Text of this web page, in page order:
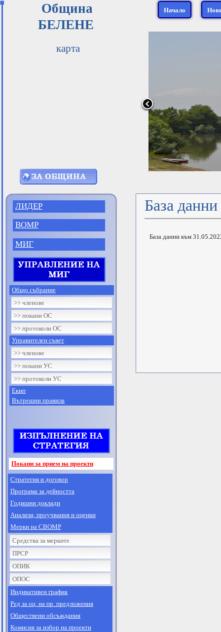
Община
БЕЛЕНЕ
карта
База данни
ЛИДЕР
ВОМР
МИГ
Покани за прием на проекти
Общо събрание
>> членове
>> покани ОС
>> протоколи ОС
Управителен съвет
>> членове
>> покани УС
>> протоколи УС
Екип
Вътрешни правила
База данни към
Начало
Стратегия и договор
Програма за дейността
Годишни доклади
Анализи, проучвания и оценки
Мерки на СВОМР
Средства за мерките
ПРСР
ОПИК
ОПОС
Индикативен график
Ред за оц. на пр. предложения
Обществени обсъждания
Комисия за избор на проекти